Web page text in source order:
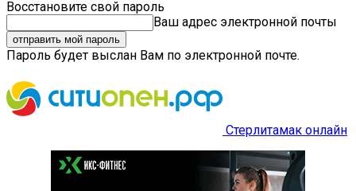
Восстановите свой пароль
Ваш адрес электронной почты
Пароль будет выслан Вам по электронной почте.
Стерлитамак онлайн